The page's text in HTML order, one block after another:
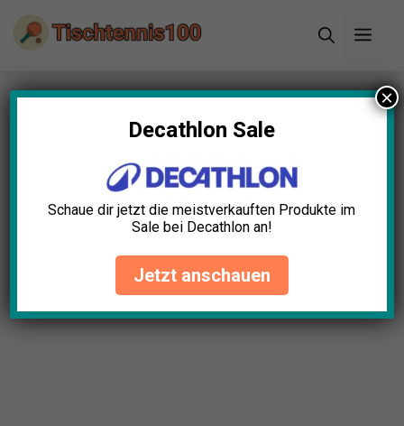
Zum
Inhalt
Startseite»Blog»Tischtennisschläger
Carbonfaser Test: Die 5 besten (Bestenliste)
Tischtennisschläger
Carbonfaser Test: Die 5
besten (Bestenliste)
Decathlon Sale
Schaue dir jetzt die meistverkauften Produkte im
Sale bei Decathlon an!
Jetzt anschauen
×